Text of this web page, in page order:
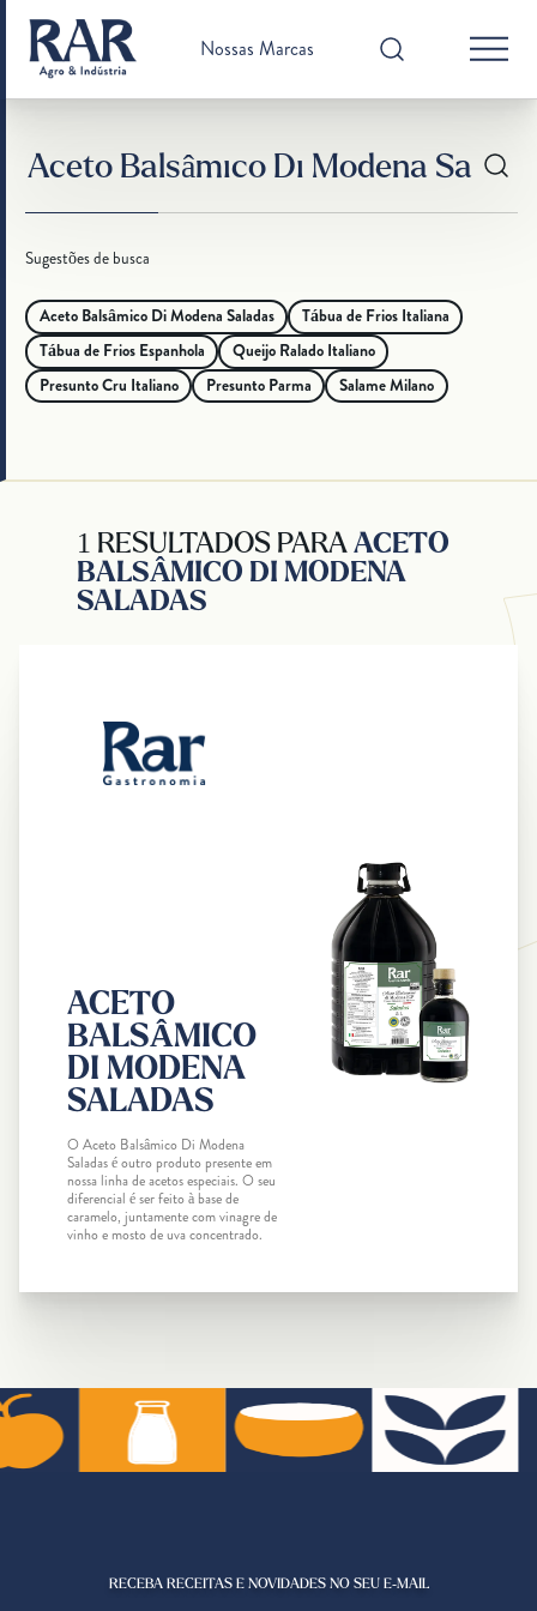
Sugestões de busca
Aceto Balsâmico Di Modena Saladas
Tábua de Frios Italiana
Tábua de Frios Espanhola
Queijo Ralado Italiano
Presunto Cru Italiano
Presunto Parma Salame Milano
Nossas Marcas
1 RESULTADOS PARA ACETO
BALSÂMICO DI MODENA
SALADAS
ACETO
BALSÂMICO
DI MODENA
SALADAS
O Aceto Balsâmico Di Modena
Saladas é outro produto presente em
nossa linha de acetos especiais. O seu
diferencial é ser feito à base de
caramelo, juntamente com vinagre de
vinho e mosto de uva concentrado.
RECEBA RECEITAS E NOVIDADES NO SEU E-MAIL